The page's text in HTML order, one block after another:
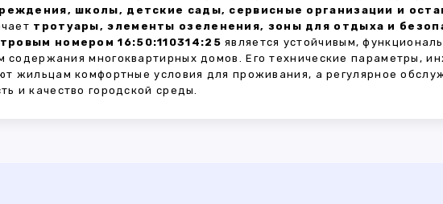
школы, детские сады, сервисные организации и
тротуары, элементы озеленения, зоны для отдыха и
номером 16:50:110314:25 является устойчивым,
содержания многоквартирных домов. Его технические параметры,
жильцам комфортные условия для проживания, а регулярное
и качество городской среды.